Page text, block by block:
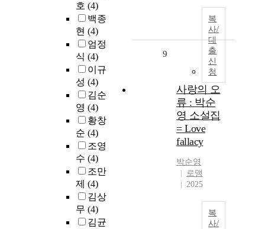
호 (4)
백종
현 (4)
엄정
식 (4)
이규
성 (4)
김순
영 (4)
황창
순 (4)
조영
수 (4)
조만
제 (4)
김상
무 (4)
김균
복
사/
대
출
신
청
9
사랑의 오
류 : 박순
영 소설집
= Love
fallacy
박순영
로맹
2025
복
사/